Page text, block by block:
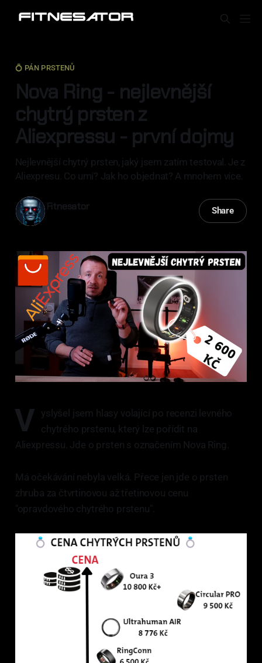
💍 PÁN PRSTENŮ
Nova Ring - nejlevnější
chytrý prsten z
Aliexpressu - první dojmy
Nejlevnější chytrý prsten, jaký jsem zatím testoval. Je z
Aliexpresu. Co umí? Jak ho objednat? A mnohem více.
Fitnesator Share
V yslyšel jsem hlasy volající po recenzi levného
chytrého prstenu, který lze pořídit na
Aliexpressu. Jde o prsten s označením Nova Ring.
Má očekávání nebyla velká. Přece jen jde o prsten
zhruba za čtvrtinovou až třetinovou cenu
"opravdového chytrého prstenu".